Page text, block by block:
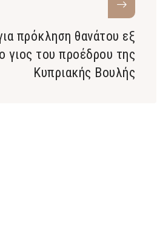
πρόκληση θανάτου εξ
γιος του προέδρου της
Κυπριακής Βουλής